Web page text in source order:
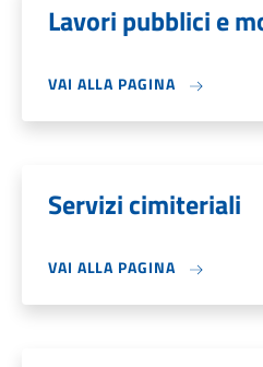
Lavori pubblici e
VAI ALLA PAGINA
Servizi cimiteriali
VAI ALLA PAGINA